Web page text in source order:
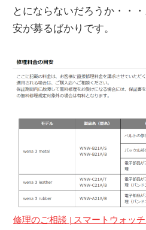
とにならないだろうか・・
安が募るばかりです。
修理のご相談 | スマートウォッ